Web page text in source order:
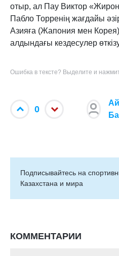
отыр, ал Пау Виктор
Пабло Торренің жағдайы
Азияға (Жапония мен
алдындағы кездесулер
Ошибка в тексте? Выделите и
0
Подписывайтесь на
Казахстана и мира
КОММЕНТАРИИ